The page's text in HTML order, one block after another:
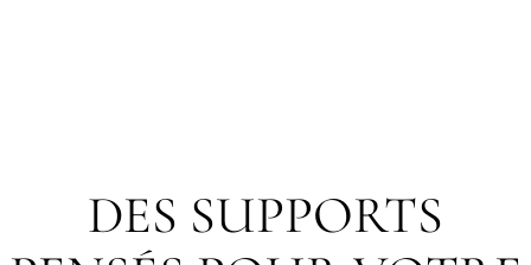
DES SUPPORTS